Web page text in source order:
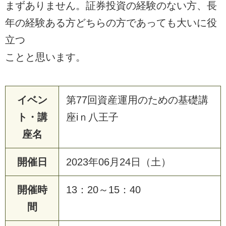
まずありません。証券投資の経験のない方、長
年の経験ある方どちらの方であっても大いに役
立つ
ことと思います。
イベン
ト・講
座名
第77回資産運用のための基礎講
座iｎ八王子
開催日 2023年06月24日（土）
開催時
間
13：20～15：40